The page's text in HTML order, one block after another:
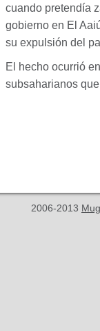
cuando pretendía
gobierno en El
su expulsión del
El hecho ocurrió
subsaharianos
2006-2013